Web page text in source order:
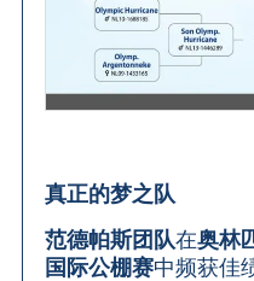
真正的梦之队
范德帕斯团队在奥林
国际公棚赛中频获佳